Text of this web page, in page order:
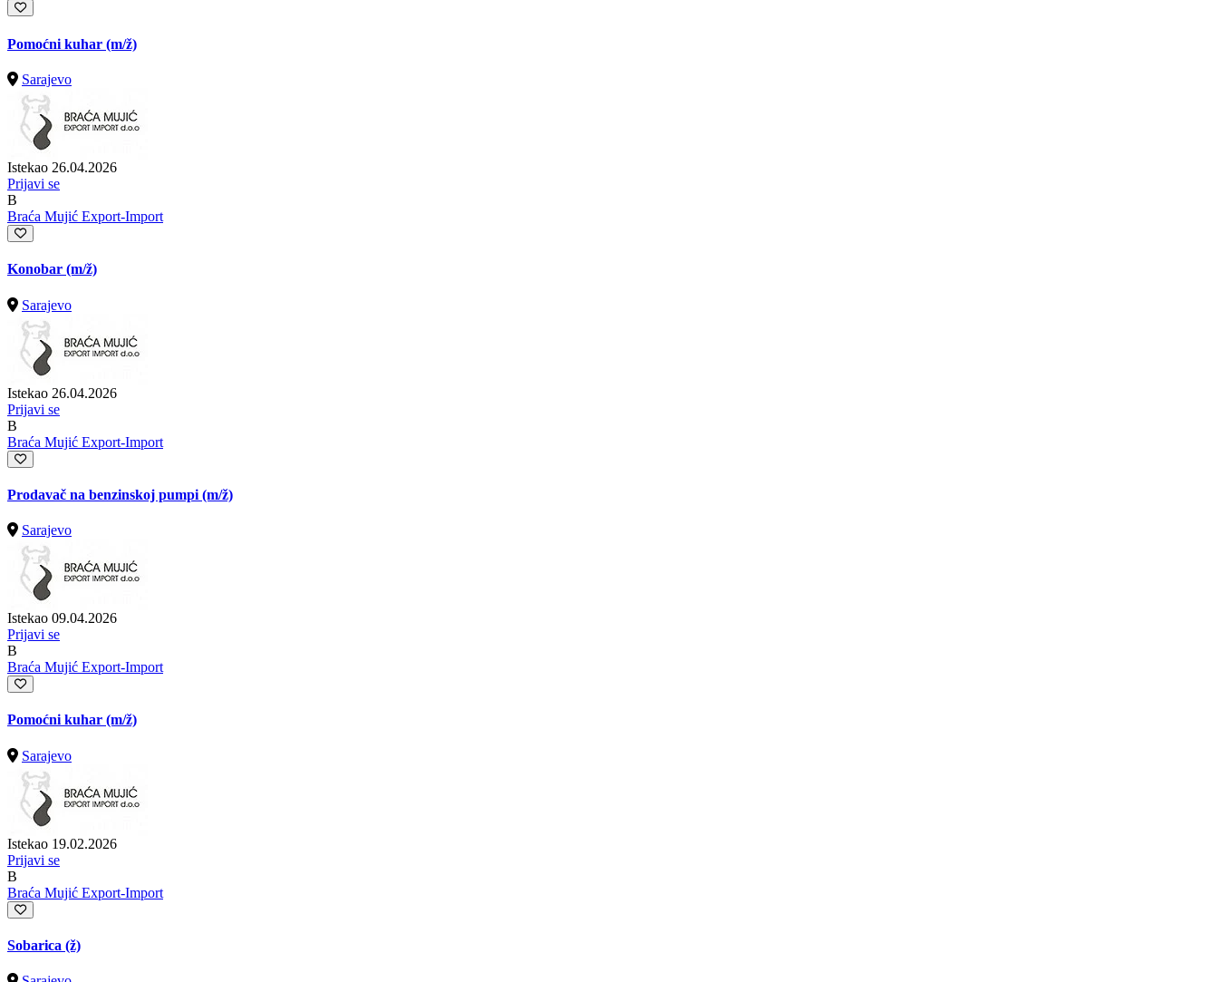
Pomoćni kuhar (m/ž)
Sarajevo
Istekao 26.04.2026
Prijavi se
B
Braća Mujić Export-Import
Konobar (m/ž)
Sarajevo
Istekao 26.04.2026
Prijavi se
B
Braća Mujić Export-Import
Prodavač na benzinskoj pumpi (m/ž)
Sarajevo
Istekao 09.04.2026
Prijavi se
B
Braća Mujić Export-Import
Pomoćni kuhar (m/ž)
Sarajevo
Istekao 19.02.2026
Prijavi se
B
Braća Mujić Export-Import
Sobarica (ž)